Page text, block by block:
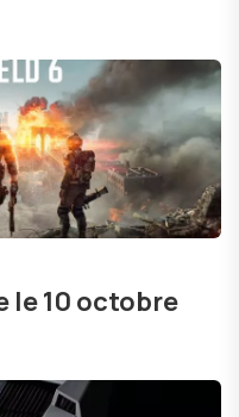
le 10 octobre